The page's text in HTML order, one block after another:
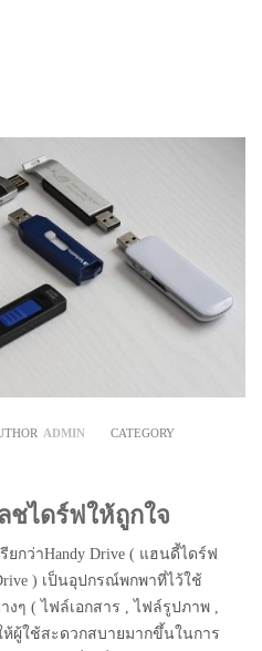
ADMIN
CATEGORY
ชไดร์ฟให้ถูกใจ
กว่าHandy Drive ( แฮนดี้ไดร์ฟ
) เป็นอุปกรณ์พกพาที่ไว้ใช้
ๆ ( ไฟล์เอกสาร , ไฟล์รูปภาพ ,
ผู้ใช้สะดวกสบายมากขึ้นในการ